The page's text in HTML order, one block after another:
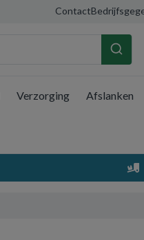
Contact
Winkelwagen
Uw
Vul
Verzorging Afslanken